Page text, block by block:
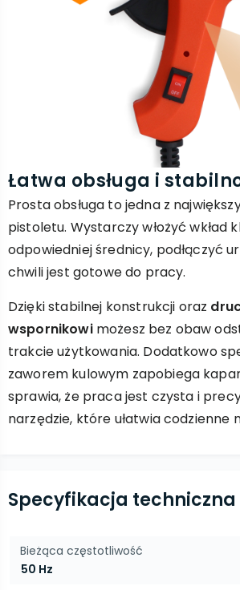
Łatwa obsługa i
Prosta obsługa to jedna z
pistoletu. Wystarczy włożyć wkład
odpowiedniej średnicy, podłączyć
chwili jest gotowe do pracy.
Dzięki stabilnej konstrukcji oraz
wspornikowimożesz bez obaw
trakcie użytkowania. Dodatkowo
zaworem kulowym zapobiega
sprawia, że praca jest czysta i
narzędzie, które ułatwia codzienne
Specyfikacja techniczna
Bieżąca częstotliwość
50 Hz